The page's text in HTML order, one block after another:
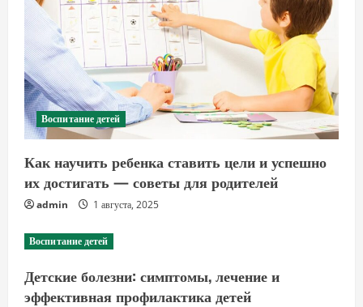
Воспитание детей
Как научить ребенка ставить цели и успешно
их достигать — советы для родителей
admin 1 августа, 2025
Воспитание детей
Детские болезни: симптомы, лечение и
эффективная профилактика детей